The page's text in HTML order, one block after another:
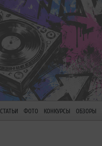
СТАТЬИ ФОТО КОНКУРСЫ ОБЗОРЫ